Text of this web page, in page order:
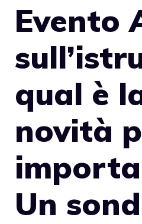
Evento
qual è
novità
Un